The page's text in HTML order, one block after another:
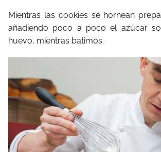
Mientras las cookies se hornean
añadiendo poco a poco el azúcar
huevo, mientras batimos.